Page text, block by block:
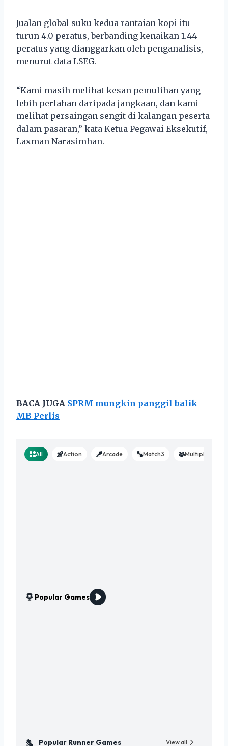
Jualan global suku kedua rantaian kopi itu
turun 4.0 peratus, berbanding kenaikan 1.44
peratus yang dianggarkan oleh penganalisis,
menurut data LSEG.
“Kami masih melihat kesan pemulihan yang
lebih perlahan daripada jangkaan, dan kami
melihat persaingan sengit di kalangan peserta
dalam pasaran,” kata Ketua Pegawai Eksekutif,
Laxman Narasimhan.
BACA JUGA SPRM mungkin panggil balik
MB Perlis